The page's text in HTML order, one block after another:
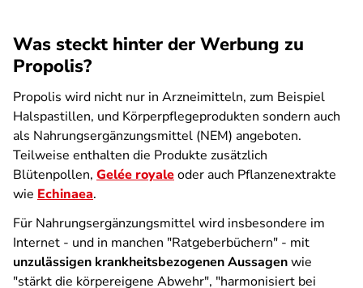
Was steckt hinter der Werbung zu
Propolis?
Propolis wird nicht nur in Arzneimitteln, zum Beispiel
Halspastillen, und Körperpflegeprodukten sondern auch
als Nahrungsergänzungsmittel (NEM) angeboten.
Teilweise enthalten die Produkte zusätzlich
Blütenpollen, Gelée royaleoder auch Pflanzenextrakte
wie Echinaea.
Für Nahrungsergänzungsmittel wird insbesondere im
Internet - und in manchen "Ratgeberbüchern" - mit
unzulässigen krankheitsbezogenen Aussagenwie
"stärkt die körpereigene Abwehr", "harmonisiert bei